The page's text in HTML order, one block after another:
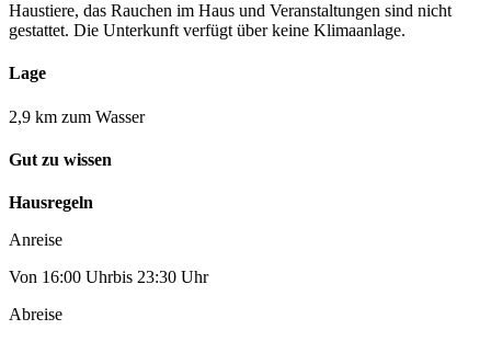
Haustiere, das Rauchen im Haus und Veranstaltungen sind nicht
gestattet. Die Unterkunft verfügt über keine Klimaanlage.
Lage
2,9 km zum Wasser
Gut zu wissen
Hausregeln
Anreise
Von 16:00 Uhrbis 23:30 Uhr
Abreise